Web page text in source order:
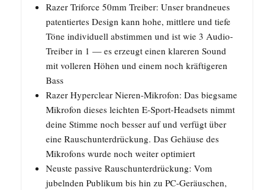
Razer Triforce 50mm Treiber: Unser brandneues
patentiertes Design kann hohe, mittlere und tiefe
Töne individuell abstimmen und ist wie 3 Audio-
Treiber in 1 — es erzeugt einen klareren Sound
mit volleren Höhen und einem noch kräftigeren
Bass
Razer Hyperclear Nieren-Mikrofon: Das biegsame
Mikrofon dieses leichten E-Sport-Headsets nimmt
deine Stimme noch besser auf und verfügt über
eine Rauschunterdrückung. Das Gehäuse des
Mikrofons wurde noch weiter optimiert
Neuste passive Rauschunterdrückung: Vom
jubelnden Publikum bis hin zu PC-Geräuschen,